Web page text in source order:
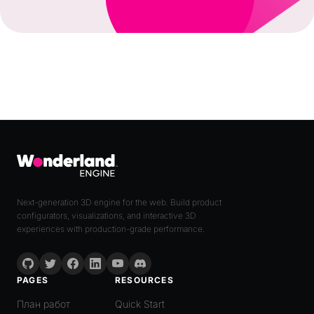
Next-generation 3D engine for the web. Build product
configurators, visualizations, and interactive 3D
experiences with production-grade performance.
PAGES
План работ
RESOURCES
Quick Start